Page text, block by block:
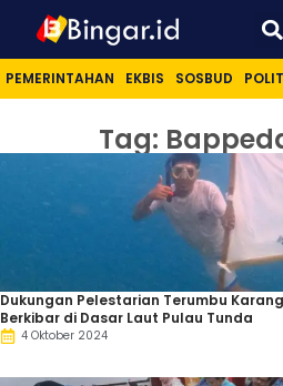
PEMERINTAHAN EKBIS SOSBUD
Tag:
Dukungan Pelestarian Terumbu
Berkibar di Dasar Laut Pulau Tunda
4 Oktober 2024